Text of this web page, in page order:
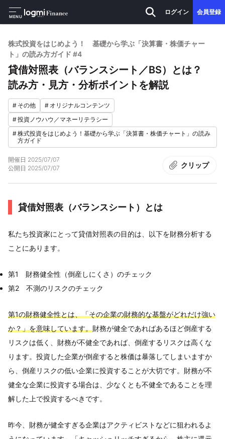
MENU
ログイン 会員登録
株式投資をはじめよう！ 基礎から学ぶ「決算書・株価チャー
ト」の読み方ガイド #4
貸借対照表（バランスシート／BS）とは？
読み方・見方・分析ポイントを解説
# その他 # オリジナルコンテンツ
#投資ノウハウ／マネーリテラシー
#株式投資をはじめよう！基礎から学ぶ「決算書・株価チャート」の読み
方ガイド
開催日 2025/07/07
公開日 2025/07/07 クリップ
貸借対照表（バランスシート）とは
私たち投資家にとって貸借対照表の目的は、以下を財務分析する
ことにあります。
第1 財務健全性（倒産しにくさ）のチェック
第2 不測のリスクのチェック
第1の財務健全性とは、「その企業の財務的な基盤がどれだけ強い
か？」を意味しています。財務が健全であればあるほど倒産する
リスクは低く、財務が不健全であれば、倒産するリスクは高くな
ります。投資した企業が倒産すると株価は暴落してしまいますか
ら、倒産リスクの低い企業に投資することが大切です。財務が不
健全な企業に投資する場合は、少なくとも不健全であることを理
解した上で投資するべきです。
昨今、財務が健全すぎる企業はアクティビストなどに狙われるよ